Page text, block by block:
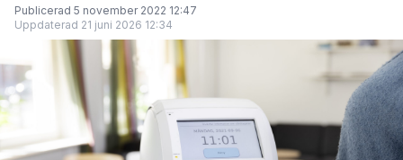
Publicerad 5 november 2022 12:47
Uppdaterad 21 juni 2026 12:34